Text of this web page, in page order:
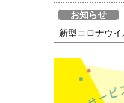
お知らせ
新型コロナウ